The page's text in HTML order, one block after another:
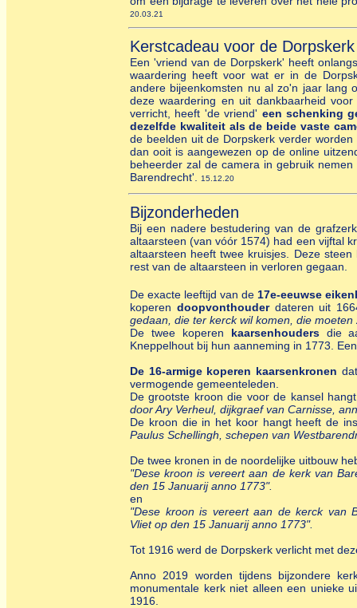
20.03.21
Kerstcadeau voor de Dorpskerk
Een 'vriend van de Dorpskerk' heeft
waardering heeft voor wat er in de
andere bijeenkomsten nu al zo'n jaar lang
deze waardering en uit dankbaarheid
verricht, heeft 'de vriend' een schenking
dezelfde kwaliteit als de beide vaste
de beelden uit de Dorpskerk verder
dan ooit is aangewezen op de online
beheerder zal de camera in gebruik
Barendrecht'. 15.12.20
Bijzonderheden
Bij een nadere bestudering van de
altaarsteen (van vóór 1574) had een vijftal
altaarsteen heeft twee kruisjes. Deze
rest van de altaarsteen in verloren gegaan.
De exacte leeftijd van de 17e-eeuwse
koperen doopvonthouderdateren uit
gedaan, die ter kerck wil komen, die
De twee koperen kaarsenhoudersdie
Kneppelhout bij hun aanneming in 1773.
De 16-armige koperen kaarsenkronen
vermogende gemeenteleden.
De grootste kroon die voor de kansel
door Ary Verheul, dijkgraef van Carnisse,
De kroon die in het koor hangt heeft de
Paulus Schellingh, schepen van
De twee kronen in de noordelijke uitbouw
"Dese kroon is vereert aan de kerk van
den 15 Januarij anno 1773".
en
"Dese kroon is vereert aan de kerck van
Vliet op den 15 Januarij anno 1773".
Tot 1916 werd de Dorpskerk verlicht met
Anno 2019 worden tijdens bijzondere
monumentale kerk niet alleen een unieke
1916.